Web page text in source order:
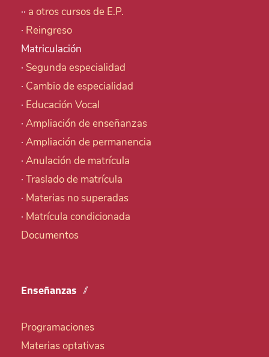
·· a otros cursos de E.P.
· Reingreso
Matriculación
· Segunda especialidad
· Cambio de especialidad
· Educación Vocal
· Ampliación de enseñanzas
· Ampliación de permanencia
· Anulación de matrícula
· Traslado de matrícula
· Materias no superadas
· Matrícula condicionada
Documentos
Enseñanzas
Programaciones
Materias optativas